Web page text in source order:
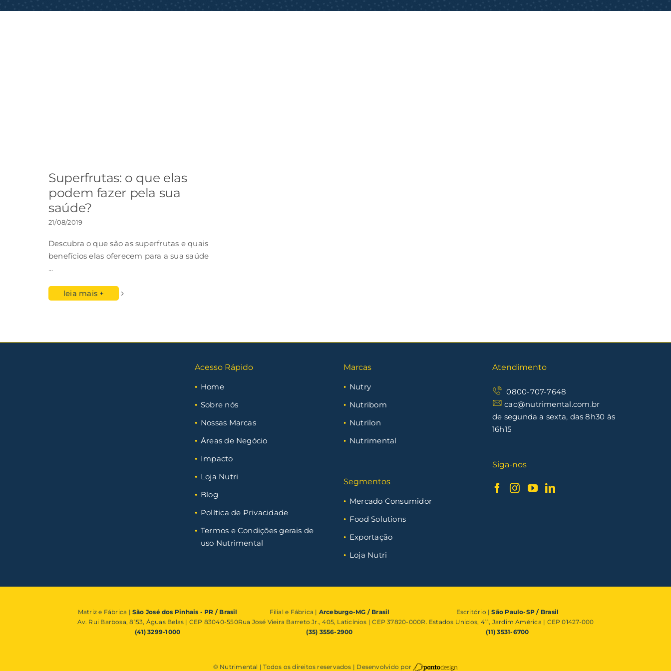
Superfrutas: o que elas
podem fazer pela sua
saúde?
21/08/2019
Descubra o que são as superfrutas e quais
benefícios elas oferecem para a sua saúde
...
leia mais +
Acesso Rápido
Home
Sobre nós
Nossas Marcas
Áreas de Negócio
Impacto
Loja Nutri
Blog
Política de Privacidade
Termos e Condições gerais de
uso Nutrimental
Marcas
Nutry
Nutribom
Nutrilon
Nutrimental
Segmentos
Mercado Consumidor
Food Solutions
Exportação
Loja Nutri
Atendimento
0800-707-7648
cac@nutrimental.com.br
de segunda a sexta, das 8h30 às
16h15
Siga-nos
Matriz e Fábrica | São José dos Pinhais - PR / Brasil
Av. Rui Barbosa, 8153, Águas Belas | CEP 83040-550
(41) 3299-1000
Filial e Fábrica | Arceburgo-MG / Brasil
Rua José Vieira Barreto Jr., 405, Laticínios | CEP 37820-000
(35) 3556-2900
Escritório |São Paulo-SP / Brasil
R. Estados Unidos, 411, Jardim América | CEP 01427-000
(11) 3531-6700
© Nutrimental | Todos os direitos reservados | Desenvolvido por